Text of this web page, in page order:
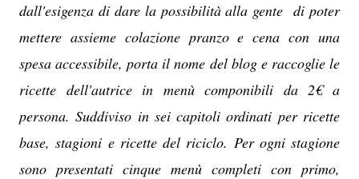
dall'esigenza di dare la possibilità alla gente di poter
mettere assieme colazione pranzo e cena con una
spesa accessibile, porta il nome del blog e raccoglie le
ricette dell'autrice in menù componibili da 2€ a
persona. Suddiviso in sei capitoli ordinati per ricette
base, stagioni e ricette del riciclo. Per ogni stagione
sono presentati cinque menù completi con primo,